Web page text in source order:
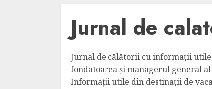
Jurnal de
Jurnal de călătorii cu informații
fondatoarea și managerul general
Informații utile din destinații de